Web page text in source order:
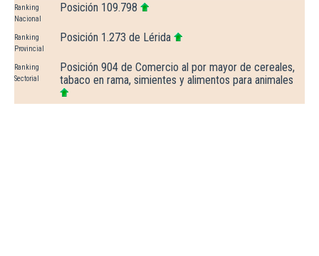
Ranking
Nacional
Posición 109.798
Ranking
Provincial
Posición 1.273 de Lérida
Ranking
Sectorial
Posición 904 de Comercio al por mayor de cereales,
tabaco en rama, simientes y alimentos para animales